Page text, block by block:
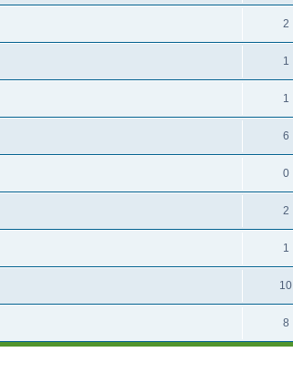
2
1
1
6
0
2
1
10
8